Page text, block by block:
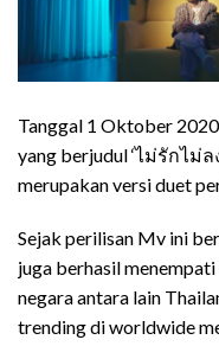
Tanggal 1 Oktober
yang berjudul ‘ไม่รักไม่ล
merupakan versi duet
Sejak perilisan Mv ini
juga berhasil
negara antara lain
trending di worldwide